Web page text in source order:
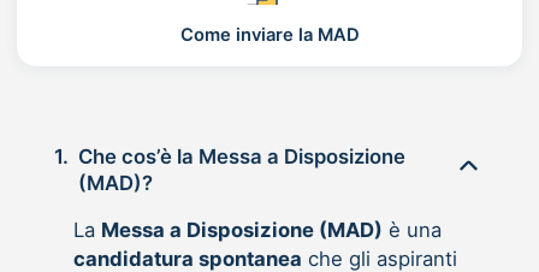
Come inviare la MAD
1. Che cos’è la Messa a Disposizione
(MAD)?
La Messa a Disposizione (MAD) è una
candidatura spontanea che gli aspiranti